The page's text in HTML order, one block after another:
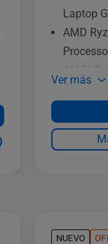
NUEVO
Laptop
AMD
16"
storage
Ver más